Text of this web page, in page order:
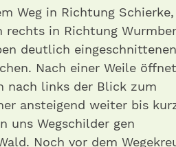
Weg in Richtung Schierke,
rechts in Richtung
deutlich eingeschnittenen
Nach einer Weile öffnet
nach links der Blick zum
ansteigend weiter bis
uns Wegschilder gen
Noch vor dem